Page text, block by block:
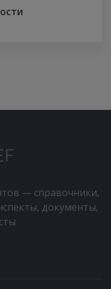
— справочники,
документы,